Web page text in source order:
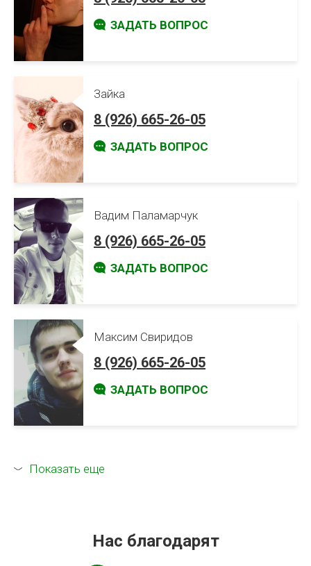
ЗАДАТЬ ВОПРОС
Зайка
8 (926) 665-26-05
ЗАДАТЬ ВОПРОС
Вадим Паламарчук
8 (926) 665-26-05
ЗАДАТЬ ВОПРОС
Максим Свиридов
8 (926) 665-26-05
ЗАДАТЬ ВОПРОС
Показать еще
Нас благодарят